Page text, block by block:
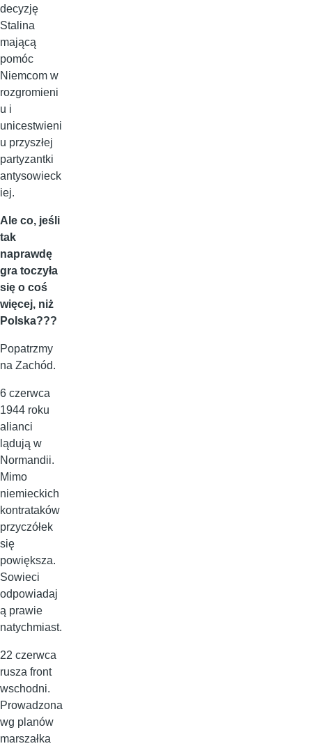
decyzję
Stalina
mającą
pomóc
Niemcom w
rozgromieni
u i
unicestwieni
u przyszłej
partyzantki
antysowieck
iej.
Ale co, jeśli
tak
naprawdę
gra toczyła
się o coś
więcej, niż
Polska???
Popatrzmy
na Zachód.
6 czerwca
1944 roku
alianci
lądują w
Normandii.
Mimo
niemieckich
kontrataków
przyczółek
się
powiększa.
Sowieci
odpowiadaj
ą prawie
natychmiast.
22 czerwca
rusza front
wschodni.
Prowadzona
wg planów
marszałka